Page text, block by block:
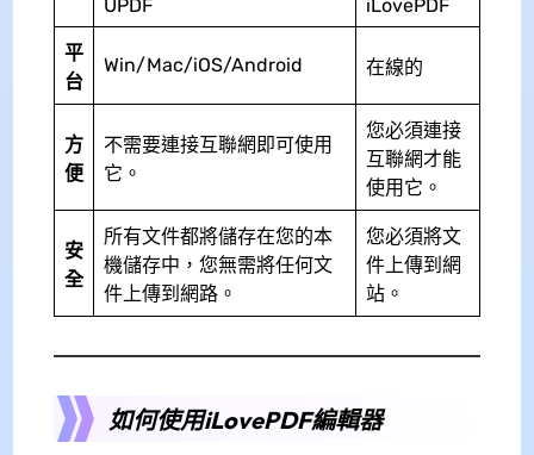
UPDF iLovePDF
平
台
Win/Mac/iOS/Android 在線的
方
便
不需要連接互聯網即可使用
它。
您必須連接
互聯網才能
使用它。
安
全
所有文件都將儲存在您的本
機儲存中，您無需將任何文
件上傳到網路。
您必須將文
件上傳到網
站。
如何使用iLovePDF編輯器